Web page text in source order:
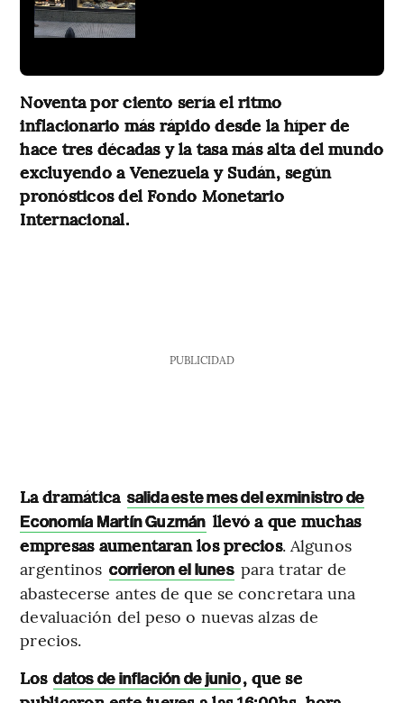
Noventa por ciento sería el ritmo
inflacionario más rápido desde la híper de
hace tres décadas y la tasa más alta del mundo
excluyendo a Venezuela y Sudán, según
pronósticos del Fondo Monetario
Internacional.
PUBLICIDAD
La dramática salida este mes del exministro de
Economía Martín Guzmán llevó a que muchas
empresas aumentaran los precios. Algunos
argentinos corrieron el lunes para tratar de
abastecerse antes de que se concretara una
devaluación del peso o nuevas alzas de
precios.
Los datos de inflación de junio, que se